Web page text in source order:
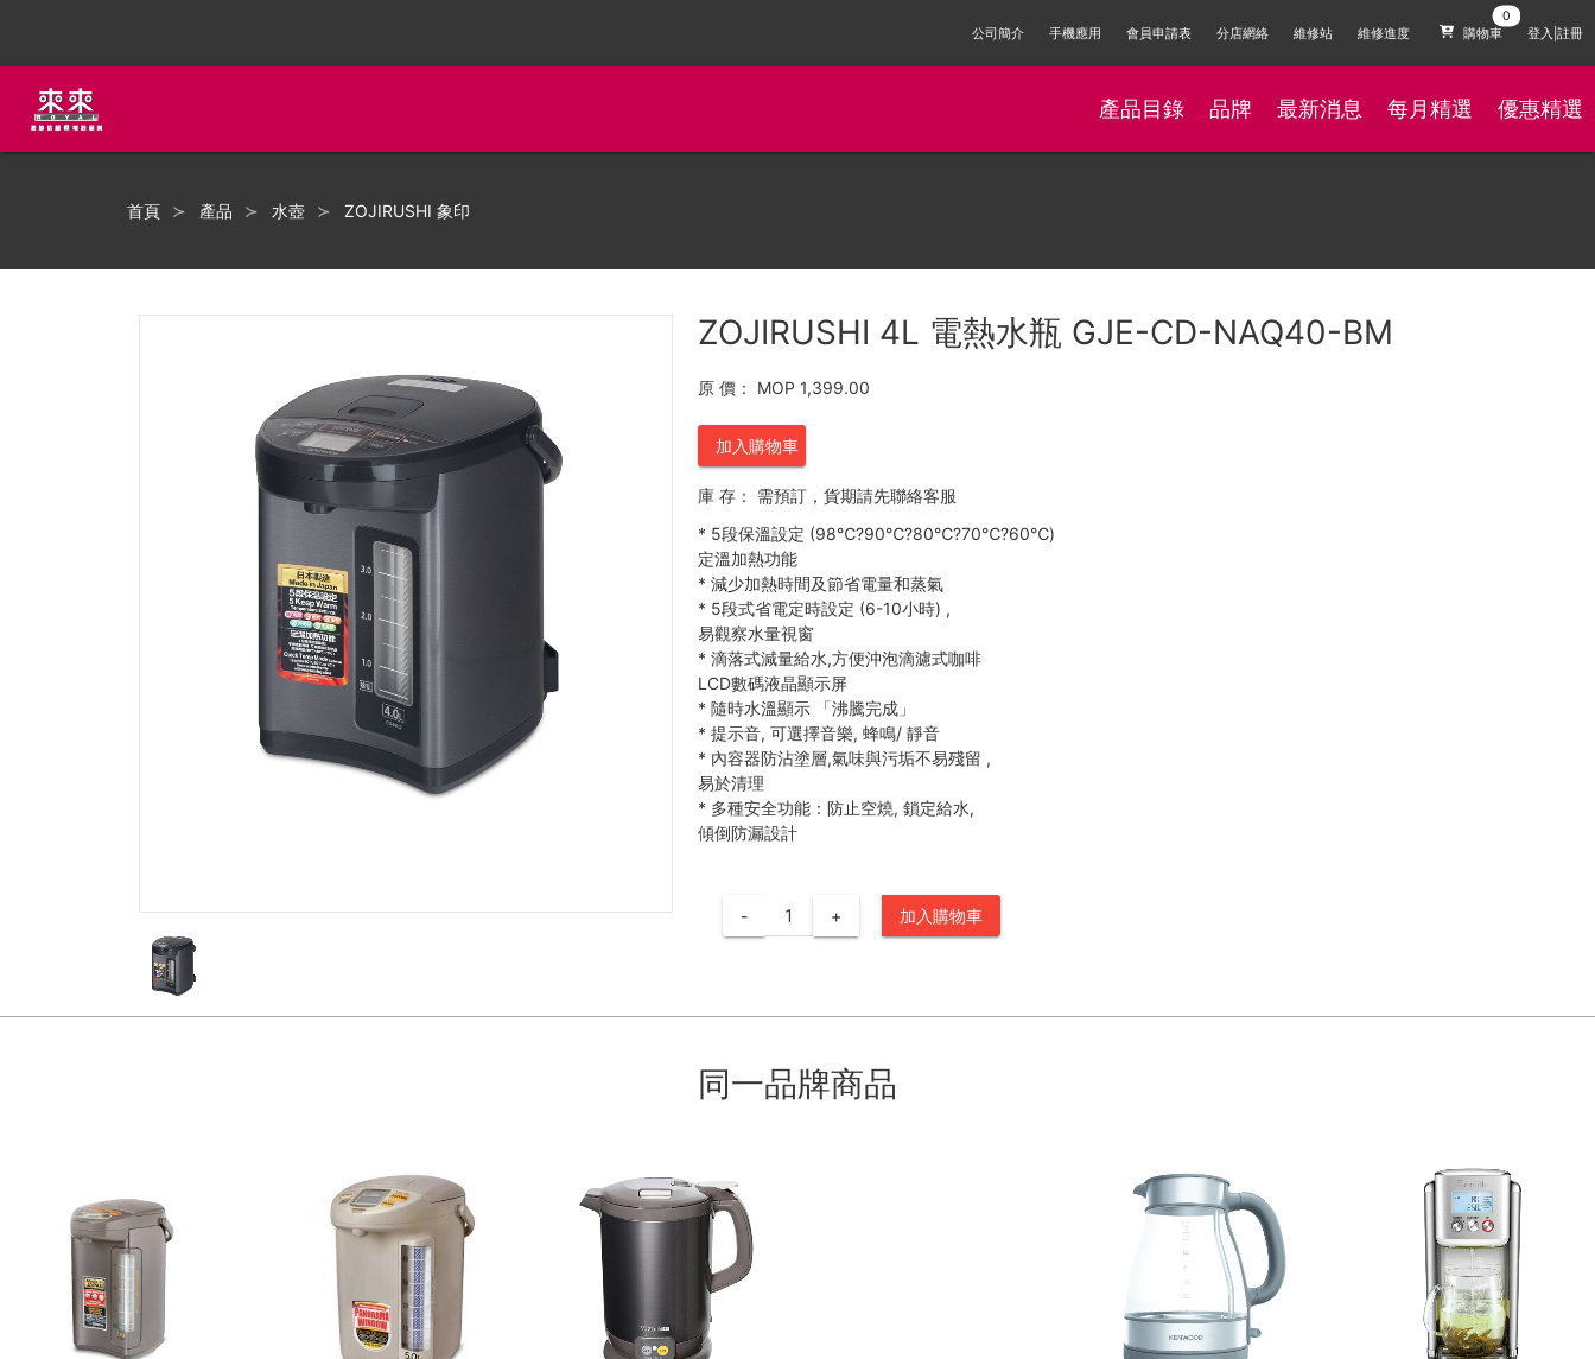
公司簡介 手機應用 會員申請表 分店網絡 維修站 維修進度 購物車 登入|註冊
產品目錄 品牌 最新消息 每月精選 優惠精選
首頁 產品 水壺 ZOJIRUSHI 象印
ZOJIRUSHI 4L 電熱水瓶 GJE-CD-NAQ40-BM
原 價： MOP 1,399.00
加入購物車
庫 存：
需預訂，貨期請先聯絡客服
* 5段保溫設定 (98℃?90℃?80℃?70℃?60℃)
定溫加熱功能
* 減少加熱時間及節省電量和蒸氣
* 5段式省電定時設定 (6-10小時) ,
易觀察水量視窗
* 滴落式減量給水,方便沖泡滴濾式咖啡
LCD數碼液晶顯示屏
* 隨時水溫顯示 「沸騰完成」
* 提示音, 可選擇音樂, 蜂鳴/ 靜音
* 內容器防沾塗層,氣味與污垢不易殘留 ,
易於清理
* 多種安全功能：防止空燒, 鎖定給水,
傾倒防漏設計
- + 加入購物車
同一品牌商品